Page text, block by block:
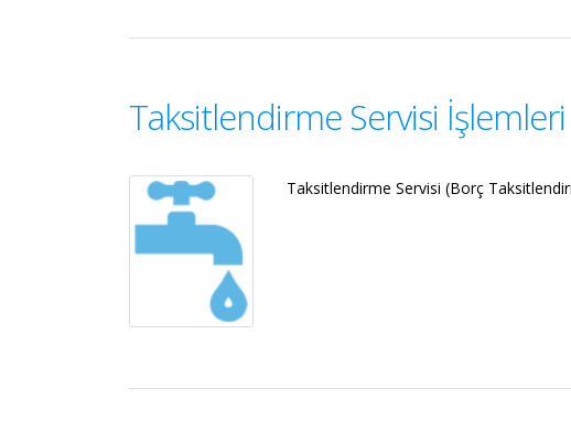
Taksitlendirme Servisi İşlemleri
Taksitlendirme Servisi (Borç